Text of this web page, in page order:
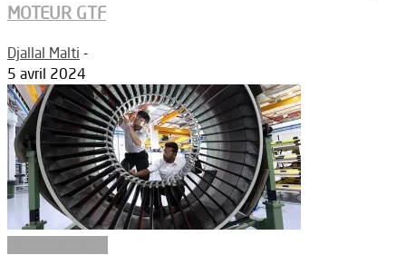
MOTEUR GTF
Djallal Malti -
5 avril 2024